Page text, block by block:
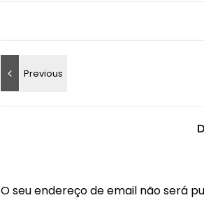
O seu endereço de email não será